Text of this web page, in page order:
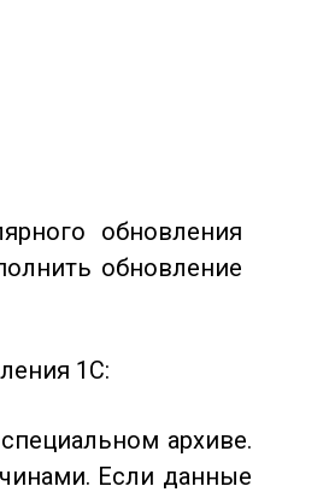
обновления
обновление
1С:
архиве.
Если данные